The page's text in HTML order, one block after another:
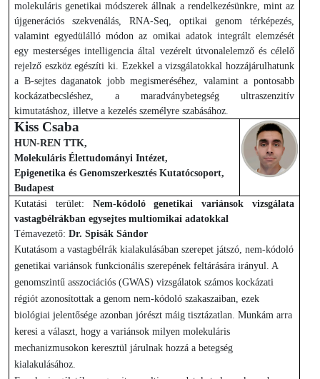
molekuláris genetikai módszerek állnak a rendelkezésünkre, mint az
újgenerációs szekvenálás, RNA-Seq, optikai genom térképezés,
valamint egyedülálló módon az omikai adatok integrált elemzését
egy mesterséges intelligencia által vezérelt útvonalelemző és célelő
rejelző eszköz egészíti ki. Ezekkel a vizsgálatokkal hozzájárulhatunk
a B-sejtes daganatok jobb megismeréséhez, valamint a pontosabb
kockázatbecsléshez, a maradványbetegség ultraszenzitív
kimutatáshoz, illetve a kezelés személyre szabásához.
Kiss Csaba
HUN-REN TTK,
Molekuláris Élettudományi Intézet,
Epigenetika és Genomszerkesztés Kutatócsoport,
Budapest
Kutatási terület: Nem-kódoló genetikai variánsok vizsgálata
vastagbélrákban egysejtes multiomikai adatokkal
Témavezető: Dr. Spisák Sándor
Kutatásom a vastagbélrák kialakulásában szerepet játszó, nem-kódoló
genetikai variánsok funkcionális szerepének feltárására irányul. A
genomszintű asszociációs (GWAS) vizsgálatok számos kockázati
régiót azonosítottak a genom nem-kódoló szakaszaiban, ezek
biológiai jelentősége azonban jórészt máig tisztázatlan. Munkám arra
keresi a választ, hogy a variánsok milyen molekuláris
mechanizmusokon keresztül járulnak hozzá a betegség
kialakulásához.